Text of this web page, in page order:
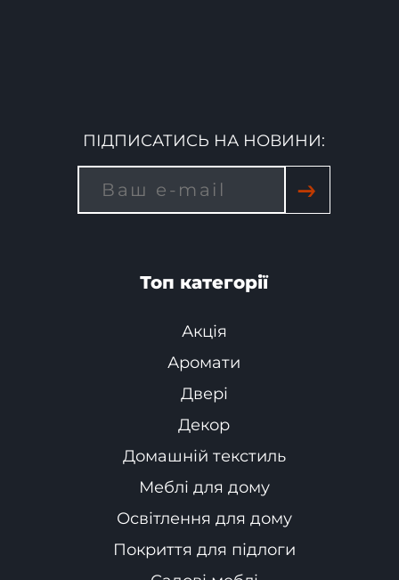
ПІДПИСАТИСЬ НА НОВИНИ:
→
Топ категорії
Акція
Аромати
Двері
Декор
Домашній текстиль
Меблі для дому
Освітлення для дому
Покриття для підлоги